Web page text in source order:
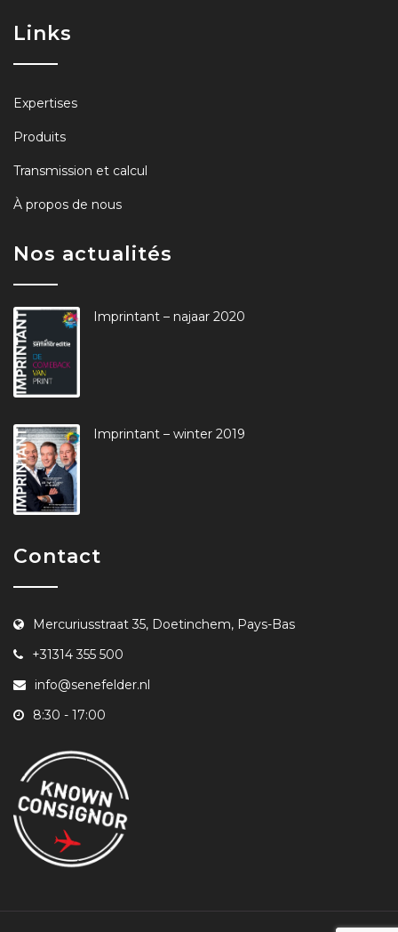
Links
Expertises
Produits
Transmission et calcul
À propos de nous
Nos actualités
Imprintant – najaar 2020
Imprintant – winter 2019
Contact
Mercuriusstraat 35, Doetinchem, Pays-Bas
+31314 355 500
info@senefelder.nl
8:30 - 17:00